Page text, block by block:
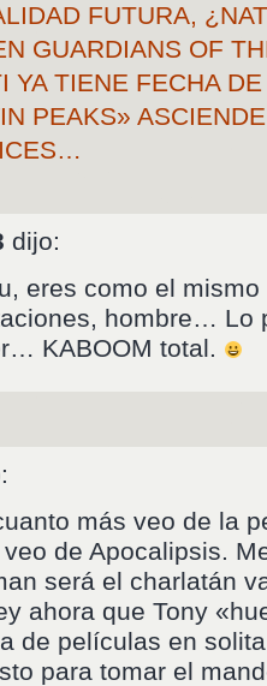
FUTURA,
GUARDIANS OF
YA TIENE FECHA
PEAKS»
dijo:
eres como el
hombre… Lo
KABOOM total.
más veo de la
de Apocalipsis.
será el charlatán
ahora que Tony
de películas en
para tomar el